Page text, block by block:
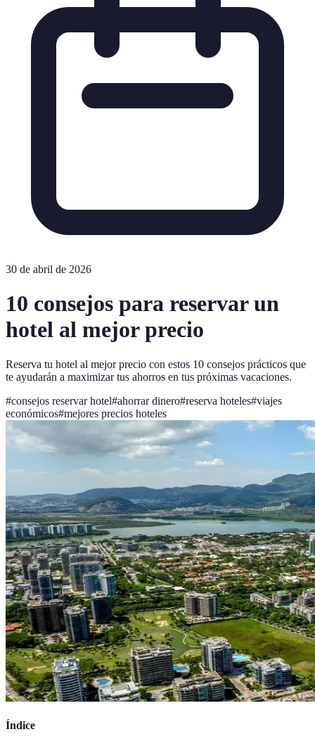
30 de abril de 2026
10 consejos para reservar un
hotel al mejor precio
Reserva tu hotel al mejor precio con estos 10 consejos prácticos que
te ayudarán a maximizar tus ahorros en tus próximas vacaciones.
#consejos reservar hotel#ahorrar dinero#reserva hoteles#viajes
económicos#mejores precios hoteles
Índice